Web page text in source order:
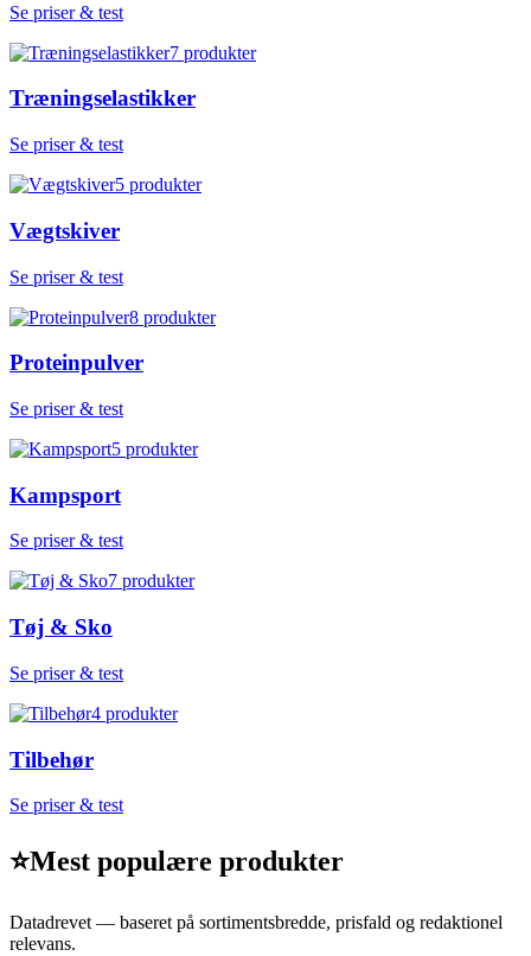
Se priser & test
7 produkter
Træningselastikker
Se priser & test
5 produkter
Vægtskiver
Se priser & test
8 produkter
Proteinpulver
Se priser & test
5 produkter
Kampsport
Se priser & test
7 produkter
Tøj & Sko
Se priser & test
4 produkter
Tilbehør
Se priser & test
⭐Mest populære produkter
Datadrevet — baseret på sortimentsbredde, prisfald og redaktionel
relevans.